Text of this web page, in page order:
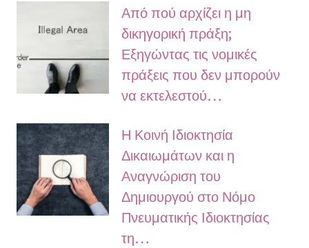
Από πού αρχίζει η μη
δικηγορική πράξη;
Εξηγώντας τις νομικές
πράξεις που δεν μπορούν
να εκτελεστού…
Η Κοινή Ιδιοκτησία
Δικαιωμάτων και η
Αναγνώριση του
Δημιουργού στο Νόμο
Πνευματικής Ιδιοκτησίας
τη…